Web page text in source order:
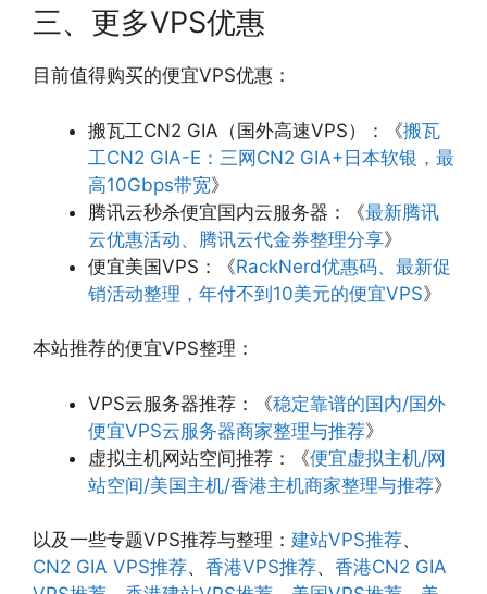
三、更多VPS优惠
目前值得购买的便宜VPS优惠：
搬瓦工CN2 GIA（国外高速VPS）：《搬瓦
工CN2 GIA-E：三网CN2 GIA+日本软银，最
高10Gbps带宽》
腾讯云秒杀便宜国内云服务器：《最新腾讯
云优惠活动、腾讯云代金券整理分享》
便宜美国VPS：《RackNerd优惠码、最新促
销活动整理，年付不到10美元的便宜VPS》
本站推荐的便宜VPS整理：
VPS云服务器推荐：《稳定靠谱的国内/国外
便宜VPS云服务器商家整理与推荐》
虚拟主机网站空间推荐：《便宜虚拟主机/网
站空间/美国主机/香港主机商家整理与推荐》
以及一些专题VPS推荐与整理： 建站VPS推荐、
CN2 GIA VPS推荐、 香港VPS推荐、 香港CN2 GIA